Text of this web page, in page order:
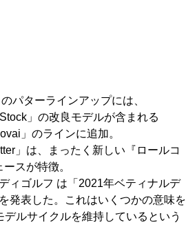
パターラインアップには、
」の改良モデルが含まれる
」のラインに追加。
」は、まったく新しい『ロールコ
スが特徴。
ィゴルフ は「2021年ベティナルデ
発表した。これはいくつかの意味を
ルサイクルを維持しているという
おすすめ
ム
命
とは？